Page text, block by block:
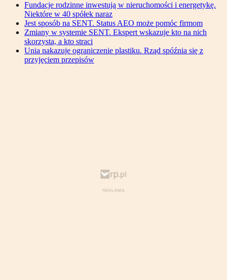
Fundacje rodzinne inwestują w nieruchomości i energetykę.
Niektóre w 40 spółek naraz
Jest sposób na SENT. Status AEO może pomóc firmom
Zmiany w systemie SENT. Ekspert wskazuje kto na nich
skorzysta, a kto straci
Unia nakazuje ograniczenie plastiku. Rząd spóźnia się z
przyjęciem przepisów